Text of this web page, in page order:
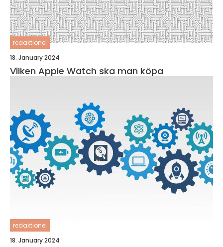
redaktionel
18. January 2024
Vilken Apple Watch ska man köpa
redaktionel
18. January 2024